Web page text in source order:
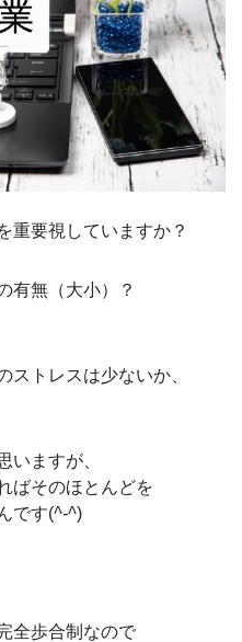
重要視していますか？
有無（大小）？
ストレスは少ないか、
いますが、
ばそのほとんどを
です(^-^)
全歩合制なので